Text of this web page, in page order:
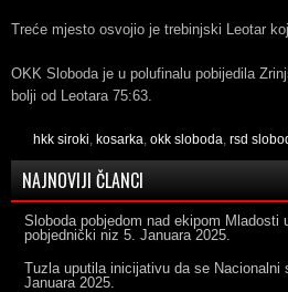
Treće mjesto osvojio je trebinjski Leotar
OKK Sloboda je u polufinalu pobijedila
bolji od Leotara 75:63.
hkk siroki, kosarka, okk sloboda, rsd
NAJNOVIJI ČLANCI
Sloboda pobjedom nad ekipom Mladosti
pobjednički niz 5. Januara 2025.
Tuzla uputila inicijativu da se Nacionalni
Januara 2025.